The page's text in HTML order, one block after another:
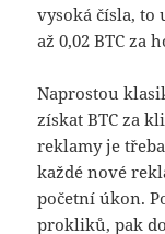
vysoká čísla, to
až 0,02 BTC za
Naprostou
získat BTC za
reklamy je
každé nové
početní úkon.
prokliků, pak